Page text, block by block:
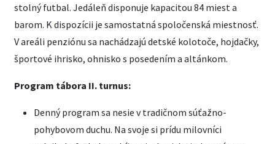
stolný futbal. Jedáleň disponuje kapacitou 84 miest a
barom. K dispozícii je samostatná spoločenská miestnosť.
V areáli penziónu sa nachádzajú detské kolotoče, hojdačky,
športové ihrisko, ohnisko s posedením a altánkom.
Program tábora II. turnus:
Denný program sa nesie v tradičnom súťažno-
pohybovom duchu. Na svoje si prídu milovníci